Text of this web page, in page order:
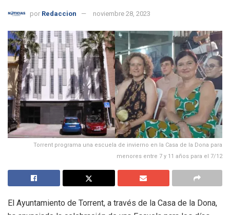
por Redaccion noviembre 28, 2023
Torrent programa una escuela de invierno en la Casa de la Dona para
menores entre 7 y 11 años para el 7/12
El Ayuntamiento de Torrent, a través de la Casa de la Dona,